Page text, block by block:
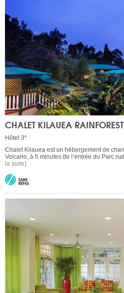
CHALET KILAUEA
Hôtel 3*
Chalet Kilauea est un hébergement de
Volcano, à 5 minutes de l’entrée du Parc
la suite)